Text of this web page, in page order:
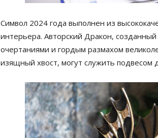
Символ 2024 года выполнен из
интерьера. Авторский Дракон,
очертаниями и гордым размахом
изящный хвост, могут служить подвесом